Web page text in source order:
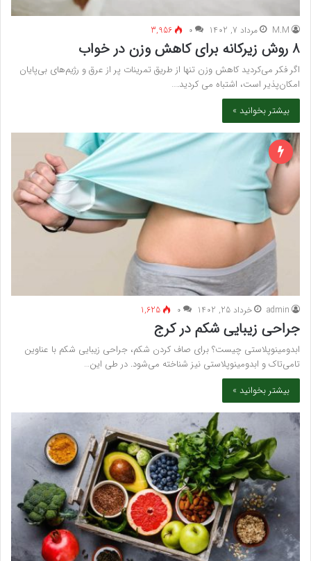
M.M مرداد 7, 1402 ۰ 3,956
8 روش زیرکانه برای کاهش وزن در خواب
اگر فکر می‌کردید کاهش وزن تنها از طریق تمرینات پر از عرق و رژیم‌های بی‌پایان
امکان‌پذیر است، اشتباه می کردید.…
بیشتر بخوانید »
admin خرداد 25, 1402 ۰ 1,625
جراحی زیبایی شکم در کرج
ابدومینوپلاستی چیست؟ برای صاف کردن شکم، جراحی زیبایی شکم با عناوین
تامی‌تاک و ابدومینوپلاستی نیز شناخته می‌شود. در طی این…
بیشتر بخوانید »